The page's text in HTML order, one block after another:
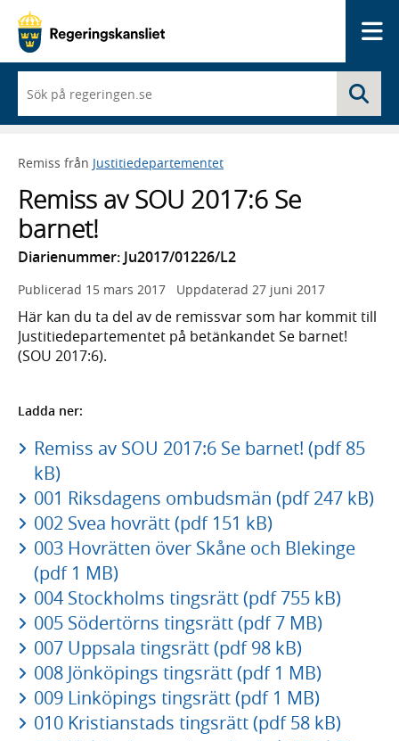
du
börjar
skriva
framträder
lista
med
sökförslag
Remiss från Justitiedepartementet
Remiss av SOU 2017:6 Se
barnet!
Diarienummer: Ju2017/01226/L2
Publicerad 15 mars 2017 Uppdaterad 27 juni 2017
Här kan du ta del av de remissvar som har kommit till
Justitiedepartementet på betänkandet Se barnet!
(SOU 2017:6).
Ladda ner:
Remiss av SOU 2017:6 Se barnet! (pdf 85
kB)
001 Riksdagens ombudsmän (pdf 247 kB)
002 Svea hovrätt (pdf 151 kB)
003 Hovrätten över Skåne och Blekinge
(pdf 1 MB)
004 Stockholms tingsrätt (pdf 755 kB)
005 Södertörns tingsrätt (pdf 7 MB)
007 Uppsala tingsrätt (pdf 98 kB)
008 Jönköpings tingsrätt (pdf 1 MB)
009 Linköpings tingsrätt (pdf 1 MB)
010 Kristianstads tingsrätt (pdf 58 kB)